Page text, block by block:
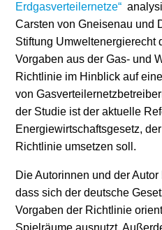
Erdgasverteilernetze“
Carsten von Gneisenau und
Stiftung Umweltenergierecht
Vorgaben aus der Gas- und
Richtlinie im Hinblick auf
von
der Studie ist der aktuelle
Energiewirtschaftsgesetz,
Richtlinie umsetzen soll.
Die Autorinnen und der
dass sich der deutsche
Vorgaben der Richtlinie
Spielräume ausnutzt.